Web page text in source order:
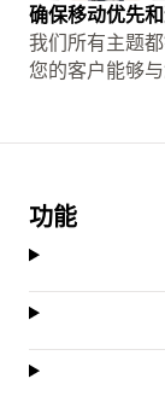
确保移动优先
我们所有主题
您的客户能够与
功能